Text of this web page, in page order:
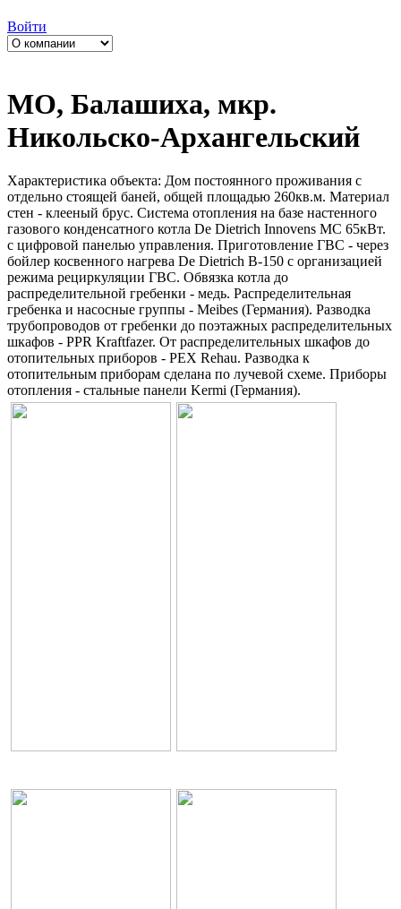
Войти
МО, Балашиха, мкр.
Никольско-Архангельский
Характеристика объекта: Дом постоянного проживания с
отдельно стоящей баней, общей площадью 260кв.м. Материал
стен - клееный брус. Система отопления на базе настенного
газового конденсатного котла De Dietrich Innovens MC 65кВт.
с цифровой панелью управления. Приготовление ГВС - через
бойлер косвенного нагрева De Dietrich B-150 с организацией
режима рециркуляции ГВС. Обвязка котла до
распределительной гребенки - медь. Распределительная
гребенка и насосные группы - Meibes (Германия). Разводка
трубопроводов от гребенки до поэтажных распределительных
шкафов - PPR Kraftfazer. От распределительных шкафов до
отопительных приборов - PEX Rehau. Разводка к
отопительным приборам сделана по лучевой схеме. Приборы
отопления - стальные панели Kermi (Германия).